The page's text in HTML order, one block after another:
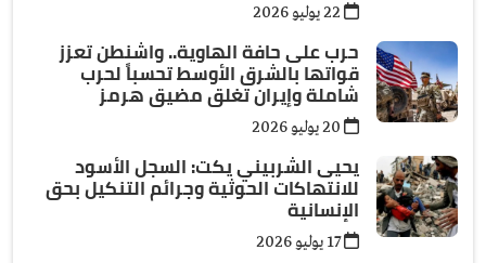
حرب على حافة الهاوية.. واشنطن تعزز
قواتها بالشرق الأوسط تحسباً لحرب
شاملة وإيران تغلق مضيق هرمز
يحيى الشربيني يكت: السجل الأسود
للانتهاكات الحوثية وجرائم التنكيل بحق
الإنسانية
17 يوليو 2026